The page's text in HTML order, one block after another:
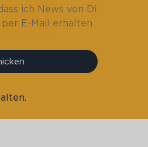
ich News von Di
E-Mail erhalten